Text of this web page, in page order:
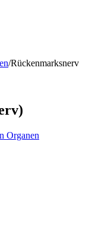
/Rückenmarksnerv
Organen